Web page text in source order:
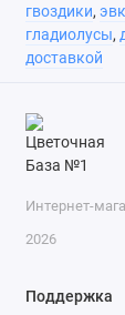
гвоздики,
гладиолусы,
доставкой
Интернет-
2026
Поддержка